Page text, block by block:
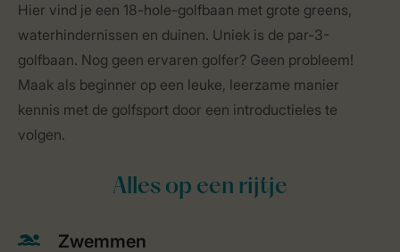
Hier vind je een 18-hole-golfbaan met grote greens,
waterhindernissen en duinen. Uniek is de par-3-
golfbaan. Nog geen ervaren golfer? Geen probleem!
Maak als beginner op een leuke, leerzame manier
kennis met de golfsport door een introductieles te
volgen.
Alles op een rijtje
Zwemmen